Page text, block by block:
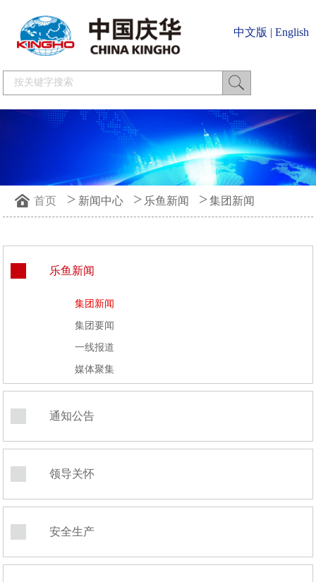
中文版 | English
首页 > 新闻中心 > 乐鱼新闻 > 集团新闻
乐鱼新闻
集团新闻
集团要闻
一线报道
媒体聚集
通知公告
领导关怀
安全生产